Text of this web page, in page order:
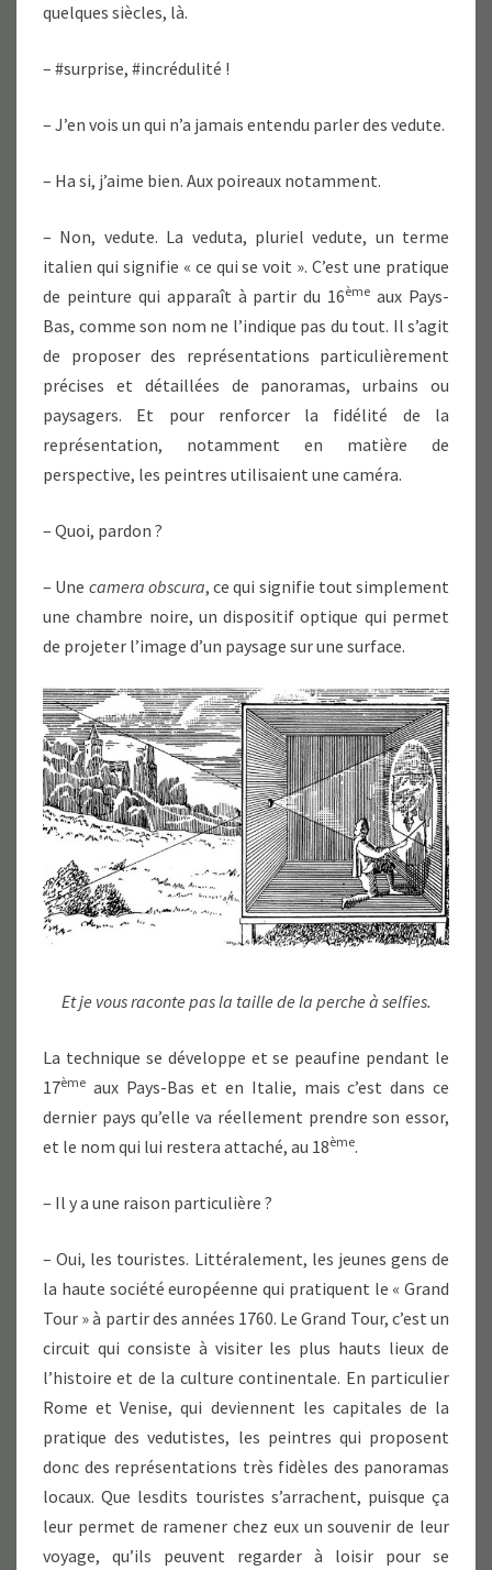
quelques siècles, là.
– #surprise, #incrédulité !
– J’en vois un qui n’a jamais entendu parler des vedute.
– Ha si, j’aime bien. Aux poireaux notamment.
– Non, vedute. La veduta, pluriel vedute, un terme
italien qui signifie « ce qui se voit ». C’est une pratique
de peinture qui apparaît à partir du 16ème aux Pays-
Bas, comme son nom ne l’indique pas du tout. Il s’agit
de proposer des représentations particulièrement
précises et détaillées de panoramas, urbains ou
paysagers. Et pour renforcer la fidélité de la
représentation, notamment en matière de
perspective, les peintres utilisaient une caméra.
– Quoi, pardon ?
– Une camera obscura, ce qui signifie tout simplement
une chambre noire, un dispositif optique qui permet
de projeter l’image d’un paysage sur une surface.
Et je vous raconte pas la taille de la perche à selfies.
La technique se développe et se peaufine pendant le
17ème aux Pays-Bas et en Italie, mais c’est dans ce
dernier pays qu’elle va réellement prendre son essor,
et le nom qui lui restera attaché, au 18ème.
– Il y a une raison particulière ?
– Oui, les touristes. Littéralement, les jeunes gens de
la haute société européenne qui pratiquent le « Grand
Tour » à partir des années 1760. Le Grand Tour, c’est un
circuit qui consiste à visiter les plus hauts lieux de
l’histoire et de la culture continentale. En particulier
Rome et Venise, qui deviennent les capitales de la
pratique des vedutistes, les peintres qui proposent
donc des représentations très fidèles des panoramas
locaux. Que lesdits touristes s’arrachent, puisque ça
leur permet de ramener chez eux un souvenir de leur
voyage, qu’ils peuvent regarder à loisir pour se